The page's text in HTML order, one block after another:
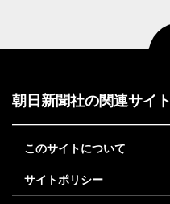
朝日新聞社の関連サイト
このサイトについて
サイトポリシー